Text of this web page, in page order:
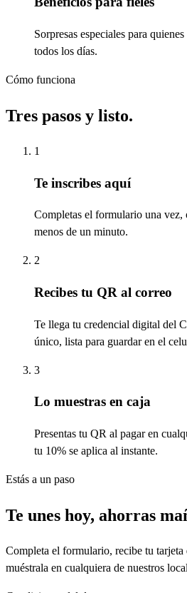
Sorpresas especiales para
todos los días.
Cómo funciona
Tres pasos y listo.
1
Te inscribes aquí
Completas el formulario una
menos de un minuto.
2
Recibes tu QR al correo
Te llega tu credencial digital del
único, lista para guardar en el
3
Lo muestras en caja
Presentas tu QR al pagar en
tu 10% se aplica al instante.
Estás a un paso
Te unes hoy, ahorras
Completa el formulario, recibe tu tarjeta
muéstrala en cualquiera de nuestros